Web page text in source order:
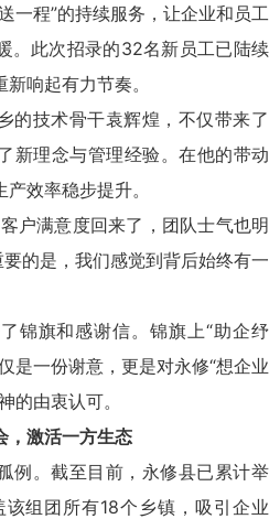
一程”的持续服务，让企业和员工
。此次招录的32名新员工已陆续
响起有力节奏。
的技术骨干袁辉煌，不仅带来了
新理念与管理经验。在他的带动
效率稳步提升。
户满意度回来了，团队士气也明
要的是，我们感觉到背后始终有一
锦旗和感谢信。锦旗上“助企纾
是一份谢意，更是对永修“想企业
的由衷认可。
，激活一方生态
例。截至目前，永修县已累计举
组团所有18个乡镇，吸引企业